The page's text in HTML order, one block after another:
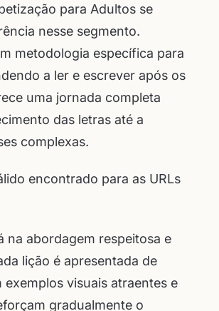
para Adultos se
nesse segmento.
metodologia específica para
a ler e escrever após os
uma jornada completa
das letras até a
complexas.
encontrado para as URLs
na abordagem respeitosa e
lição é apresentada de
visuais atraentes e
gradualmente o